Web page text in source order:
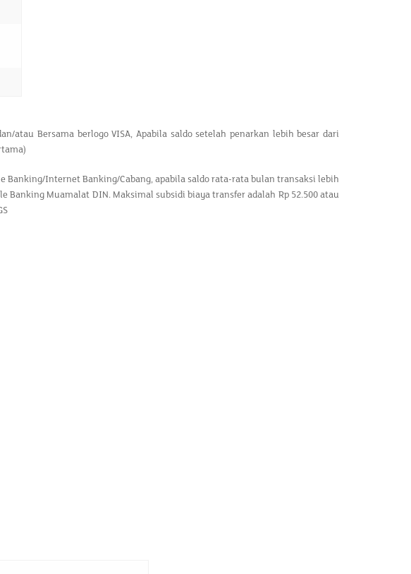
atau Bersama berlogo VISA, Apabila saldo setelah penarkan lebih besar dari
Banking/Internet Banking/Cabang, apabila saldo rata-rata bulan transaksi lebih
Banking Muamalat DIN. Maksimal subsidi biaya transfer adalah Rp 52.500 atau